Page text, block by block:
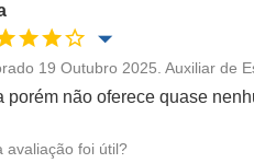
de promoção
de trabalho
19 Outubro 2025. Auxiliar de
porém não oferece quase
avaliação foi útil?